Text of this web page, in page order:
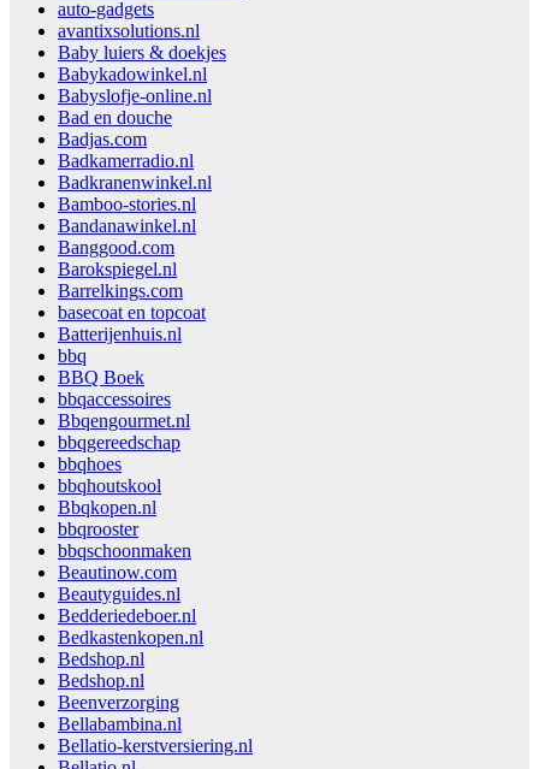
auto-gadgets
avantixsolutions.nl
Baby luiers & doekjes
Babykadowinkel.nl
Babyslofje-online.nl
Bad en douche
Badjas.com
Badkamerradio.nl
Badkranenwinkel.nl
Bamboo-stories.nl
Bandanawinkel.nl
Banggood.com
Barokspiegel.nl
Barrelkings.com
basecoat en topcoat
Batterijenhuis.nl
bbq
BBQ Boek
bbqaccessoires
Bbqengourmet.nl
bbqgereedschap
bbqhoes
bbqhoutskool
Bbqkopen.nl
bbqrooster
bbqschoonmaken
Beautinow.com
Beautyguides.nl
Bedderiedeboer.nl
Bedkastenkopen.nl
Bedshop.nl
Bedshop.nl
Beenverzorging
Bellabambina.nl
Bellatio-kerstversiering.nl